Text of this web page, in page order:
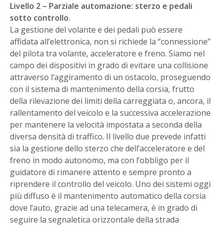
Livello 2 – Parziale automazione: sterzo e pedali
sotto controllo.
La gestione del volante e dei pedali può essere
affidata all’elettronica, non si richiede la “connessione”
del pilota tra volante, acceleratore e freno. Siamo nel
campo dei dispositivi in grado di evitare una collisione
attraverso l’aggiramento di un ostacolo, proseguendo
con il sistema di mantenimento della corsia, frutto
della rilevazione dei limiti della carreggiata o, ancora, il
rallentamento del veicolo e la successiva accelerazione
per mantenere la velocità impostata a seconda della
diversa densità di traffico. Il livello due prevede infatti
sia la gestione dello sterzo che dell’acceleratore e del
freno in modo autonomo, ma con l’obbligo per il
guidatore di rimanere attento e sempre pronto a
riprendere il controllo del veicolo. Uno dei sistemi oggi
più diffuso è il mantenimento automatico della corsia
dove l’auto, grazie ad una telecamera, è in grado di
seguire la segnaletica orizzontale della strada